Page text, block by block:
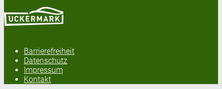
Barrierefreiheit
Datenschutz
Impressum
Kontakt